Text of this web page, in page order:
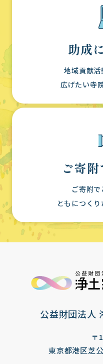
助成
地域貢献活
広げたい寺
ご寄
ご寄附
ともにつく
公益財団法人
〒
東京都港区芝